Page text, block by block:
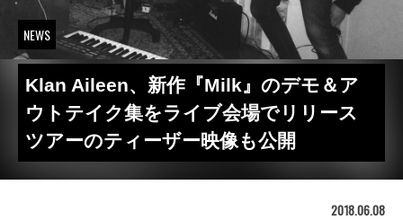
NEWS
Klan Aileen、新作『Milk』のデモ＆ア
ウトテイク集をライブ会場でリリース
ツアーのティーザー映像も公開
2018.06.08